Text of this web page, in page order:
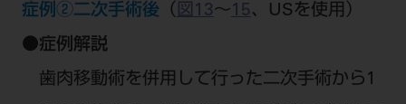
症例②二次手術後（ 図13～15 、USを使用）
●症例解説
歯肉移動術を併用して行った二次手術から1